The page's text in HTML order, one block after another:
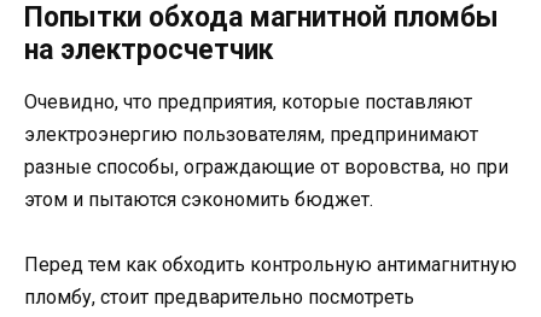
Попытки обхода магнитной пломбы
на электросчетчик
Очевидно, что предприятия, которые поставляют
электроэнергию пользователям, предпринимают
разные способы, ограждающие от воровства, но при
этом и пытаются сэкономить бюджет.
Перед тем как обходить контрольную антимагнитную
пломбу, стоит предварительно посмотреть